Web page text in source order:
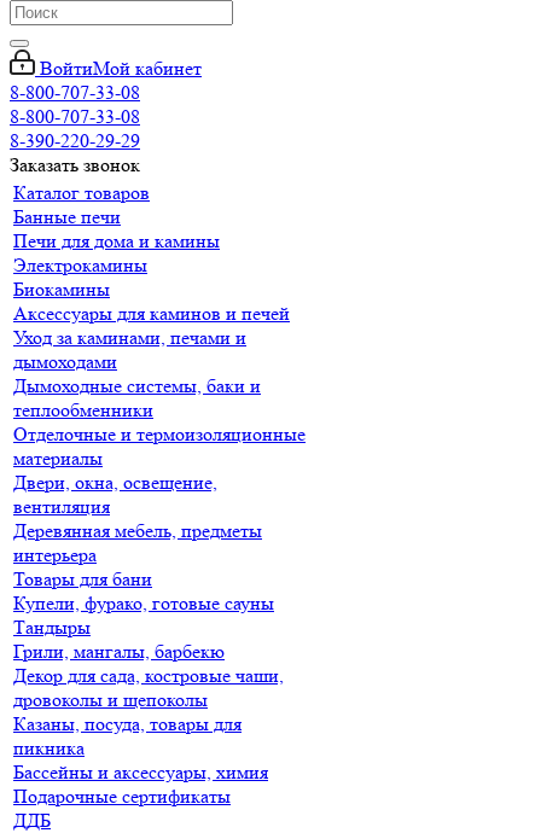
ВойтиМой кабинет
8-800-707-33-08
8-800-707-33-08
8-390-220-29-29
Заказать звонок
Каталог товаров
Банные печи
Печи для дома и камины
Электрокамины
Биокамины
Аксессуары для каминов и печей
Уход за каминами, печами и
дымоходами
Дымоходные системы, баки и
теплообменники
Отделочные и термоизоляционные
материалы
Двери, окна, освещение,
вентиляция
Деревянная мебель, предметы
интерьера
Товары для бани
Купели, фурако, готовые сауны
Тандыры
Грили, мангалы, барбекю
Декор для сада, костровые чаши,
дровоколы и щепоколы
Казаны, посуда, товары для
пикника
Бассейны и аксессуары, химия
Подарочные сертификаты
ДДБ